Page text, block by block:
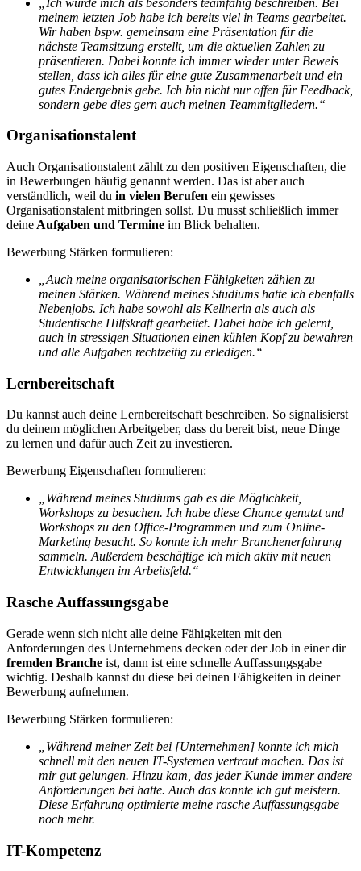
meinem letzten Job habe ich bereits viel in Teams gearbeitet.
Wir haben bspw. gemeinsam eine Präsentation für die
nächste Teamsitzung erstellt, um die aktuellen Zahlen zu
präsentieren. Dabei konnte ich immer wieder unter Beweis
stellen, dass ich alles für eine gute Zusammenarbeit und ein
gutes Endergebnis gebe. Ich bin nicht nur offen für Feedback,
sondern gebe dies gern auch meinen Teammitgliedern.“
Organisationstalent
Auch Organisationstalent zählt zu den positiven Eigenschaften, die
in Bewerbungen häufig genannt werden. Das ist aber auch
verständlich, weil du in vielen Berufen ein gewisses
Organisationstalent mitbringen sollst. Du musst schließlich immer
deine Aufgaben und Termine im Blick behalten.
Bewerbung Stärken formulieren:
„Auch meine organisatorischen Fähigkeiten zählen zu
meinen Stärken. Während meines Studiums hatte ich ebenfalls
Nebenjobs. Ich habe sowohl als Kellnerin als auch als
Studentische Hilfskraft gearbeitet. Dabei habe ich gelernt,
auch in stressigen Situationen einen kühlen Kopf zu bewahren
und alle Aufgaben rechtzeitig zu erledigen.“
Lernbereitschaft
Du kannst auch deine Lernbereitschaft beschreiben. So signalisierst
du deinem möglichen Arbeitgeber, dass du bereit bist, neue Dinge
zu lernen und dafür auch Zeit zu investieren.
Bewerbung Eigenschaften formulieren:
„Während meines Studiums gab es die Möglichkeit,
Workshops zu besuchen. Ich habe diese Chance genutzt und
Workshops zu den Office-Programmen und zum Online-
Marketing besucht. So konnte ich mehr Branchenerfahrung
sammeln. Außerdem beschäftige ich mich aktiv mit neuen
Entwicklungen im Arbeitsfeld.“
Rasche Auffassungsgabe
Gerade wenn sich nicht alle deine Fähigkeiten mit den
Anforderungen des Unternehmens decken oder der Job in einer dir
fremden Branche ist, dann ist eine schnelle Auffassungsgabe
wichtig. Deshalb kannst du diese bei deinen Fähigkeiten in deiner
Bewerbung aufnehmen.
Bewerbung Stärken formulieren:
„Während meiner Zeit bei [Unternehmen] konnte ich mich
schnell mit den neuen IT-Systemen vertraut machen. Das ist
mir gut gelungen. Hinzu kam, das jeder Kunde immer andere
Anforderungen bei hatte. Auch das konnte ich gut meistern.
Diese Erfahrung optimierte meine rasche Auffassungsgabe
noch mehr.
IT-Kompetenz